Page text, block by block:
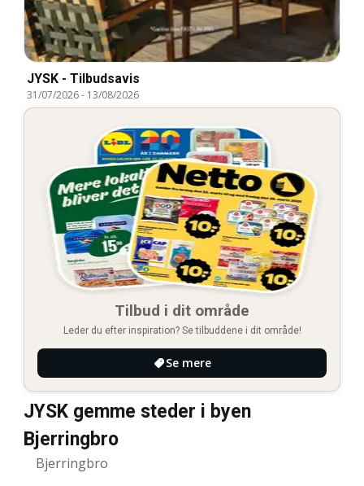
JYSK - Tilbudsavis
31/07/2026- 13/08/2026
Tilbud i dit område
Leder du efter inspiration? Se tilbuddene i dit område!
Se mere
JYSK gemme steder i byen
Bjerringbro
Bjerringbro